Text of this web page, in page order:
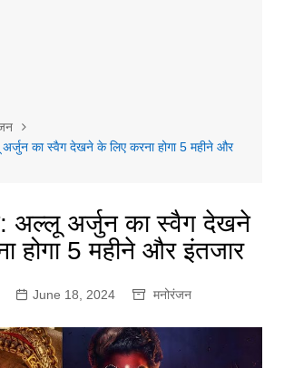
का स्वैग देखने के लिए करना होगा 5 महीने और
अल्लू अर्जुन का स्वैग देखने
होगा 5 महीने और इंतजार
June 18, 2024 मनोरंजन